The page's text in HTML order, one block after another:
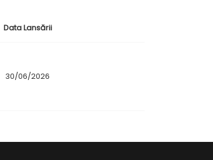
Data Lansării
30/06/2026